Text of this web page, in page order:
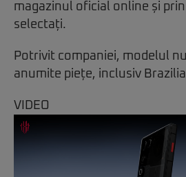
magazinul oficial online și
selectați.
Potrivit companiei, modelul
anumite piețe, inclusiv Brazilia
VIDEO